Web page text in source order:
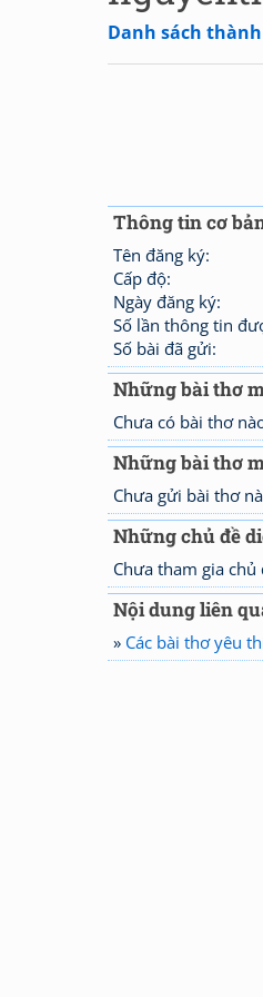
Danh sách
Thông tin cơ
Tên đăng ký:
Cấp độ:
Ngày đăng ký:
Số lần thông tin
Số bài đã gửi:
Những bài thơ
Chưa có bài thơ
Những bài thơ
Chưa gửi bài thơ
Những chủ đề
Chưa tham gia chủ
Nội dung liên
» Các bài thơ yêu